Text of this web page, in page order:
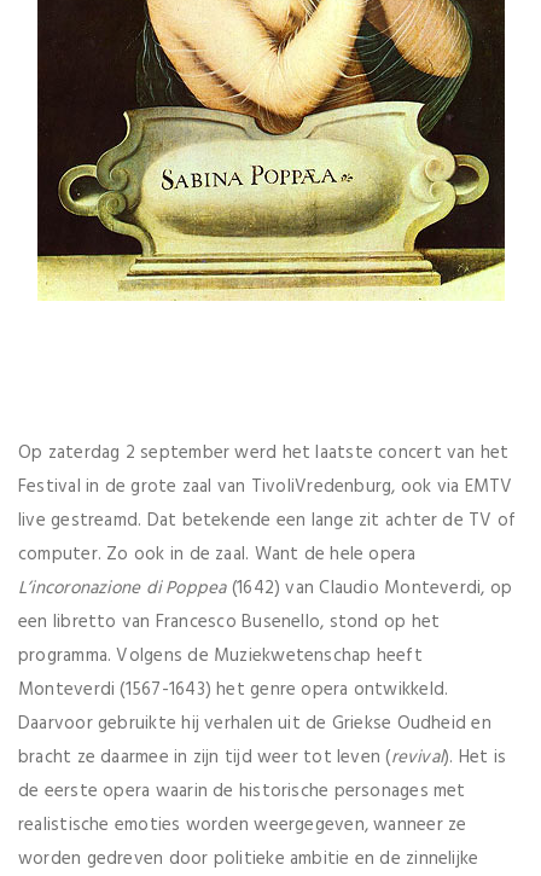
Op zaterdag 2 september werd het laatste concert van het
Festival in de grote zaal van TivoliVredenburg, ook via EMTV
live gestreamd. Dat betekende een lange zit achter de TV of
computer. Zo ook in de zaal. Want de hele opera
L’incoronazione di Poppea(1642) van Claudio Monteverdi, op
een libretto van Francesco Busenello, stond op het
programma. Volgens de Muziekwetenschap heeft
Monteverdi (1567-1643) het genre opera ontwikkeld.
Daarvoor gebruikte hij verhalen uit de Griekse Oudheid en
bracht ze daarmee in zijn tijd weer tot leven (revival). Het is
de eerste opera waarin de historische personages met
realistische emoties worden weergegeven, wanneer ze
worden gedreven door politieke ambitie en de zinnelijke